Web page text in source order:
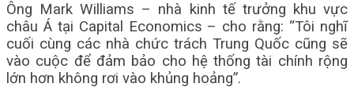
Ông Mark Williams – nhà kinh tế trưởng khu vực
châu Á tại Capital Economics – cho rằng: “Tôi nghĩ
cuối cùng các nhà chức trách Trung Quốc cũng sẽ
vào cuộc để đảm bảo cho hệ thống tài chính rộng
lớn hơn không rơi vào khủng hoảng”.